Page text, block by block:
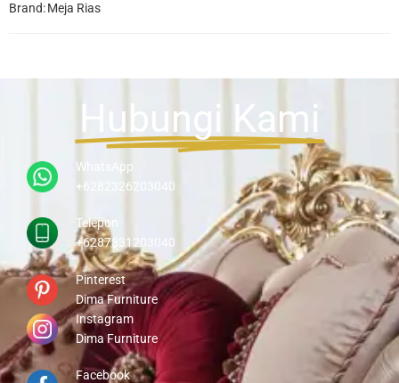
Brand:Meja Rias
Hubungi Kami
WhatsApp
+6282326203040
Telepon
+6287831203040
Pinterest
Dima Furniture
Instagram
Dima Furniture
Facebook